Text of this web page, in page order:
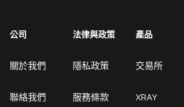
公司
關於我們
聯絡我們
法律與政策
隱私政策
服務條款
產品
交易所
XRAY